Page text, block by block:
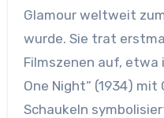
Glamour weltweit
wurde. Sie trat
Filmszenen auf, etwa
One Night“ (1934)
Schaukeln